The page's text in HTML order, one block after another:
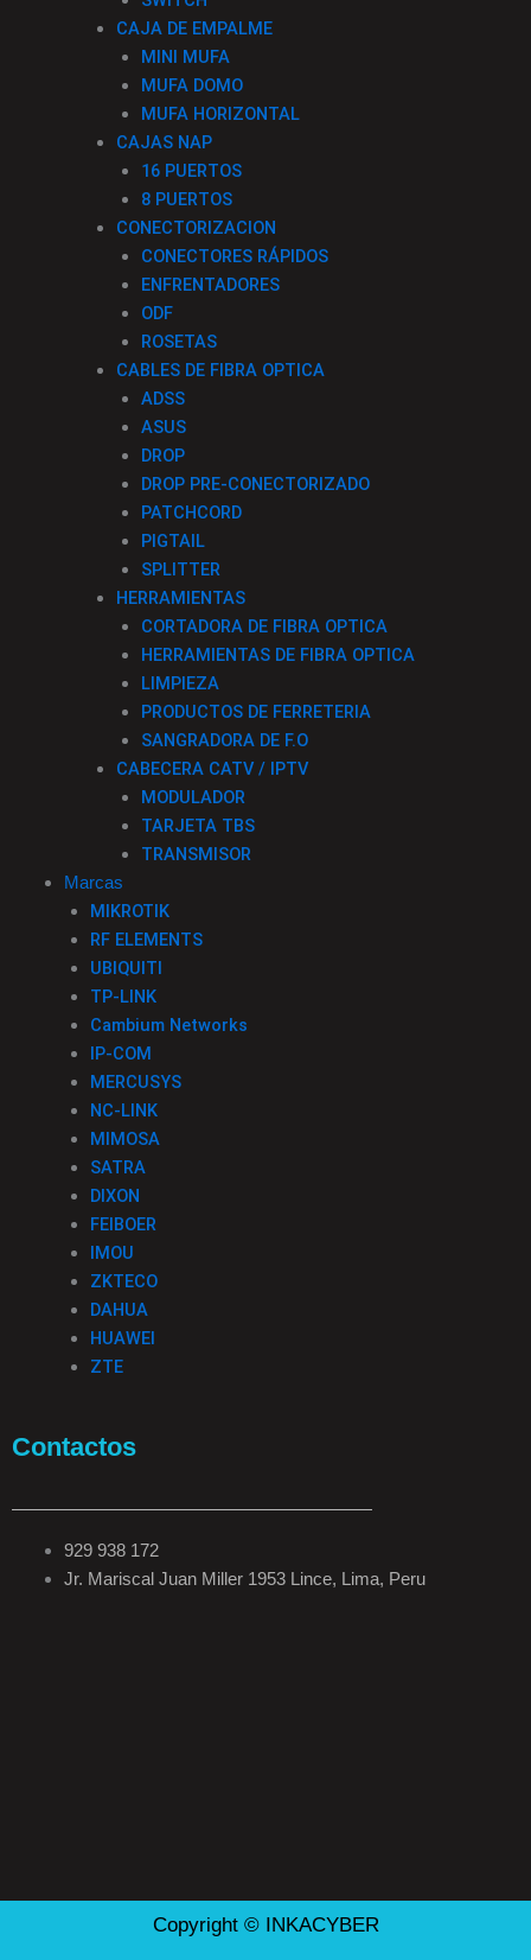
CAJA DE EMPALME
MINI MUFA
MUFA DOMO
MUFA HORIZONTAL
CAJAS NAP
16 PUERTOS
8 PUERTOS
CONECTORIZACION
CONECTORES RÁPIDOS
ENFRENTADORES
ODF
ROSETAS
CABLES DE FIBRA OPTICA
ADSS
ASUS
DROP
DROP PRE-CONECTORIZADO
PATCHCORD
PIGTAIL
SPLITTER
HERRAMIENTAS
CORTADORA DE FIBRA OPTICA
HERRAMIENTAS DE FIBRA OPTICA
LIMPIEZA
PRODUCTOS DE FERRETERIA
SANGRADORA DE F.O
CABECERA CATV / IPTV
MODULADOR
TARJETA TBS
TRANSMISOR
Marcas
MIKROTIK
RF ELEMENTS
UBIQUITI
TP-LINK
Cambium Networks
IP-COM
MERCUSYS
NC-LINK
MIMOSA
SATRA
DIXON
FEIBOER
IMOU
ZKTECO
DAHUA
HUAWEI
ZTE
Contactos
929 938 172
Jr. Mariscal Juan Miller 1953 Lince, Lima, Peru
Copyright © INKACYBER